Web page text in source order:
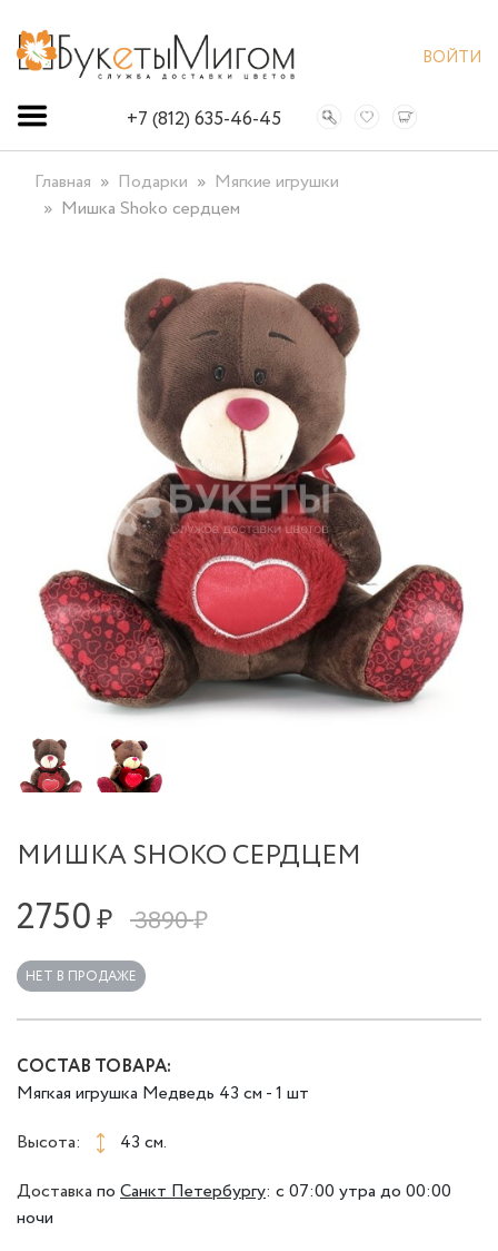
ВОЙТИ
+7 (812) 635-46-45
Главная Подарки
Мягкие игрушки
Мишка Shoko сердцем
МИШКА SHOKO СЕРДЦЕМ
2750₽ 3890 ₽
НЕТ В ПРОДАЖЕ
СОСТАВ ТОВАРА:
Мягкая игрушка Медведь 43 см - 1 шт
Высота:
43 см.
Доставка по Санкт Петербургу: с 07:00 утра до 00:00
ночи